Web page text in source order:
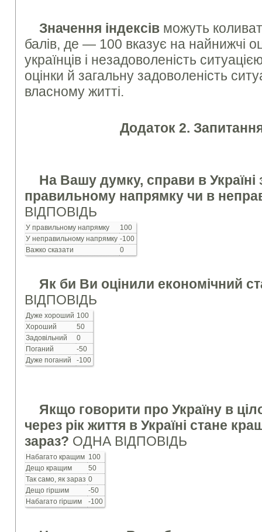
Значення індексів можуть
балів, де — 100 вказує на найнижчі
українців і незадоволеність
оцінки й загальну задоволеність
власно­му житті.
Додаток 2.
На Вашу думку, справи в Україні
правильному напрямку чи в
ВІДПОВІДЬ
У правильному напрямку
100
У неправильному напрямку -100
Важко сказати
0
Як би Ви оцінили економічний
ВІДПОВІДЬ
Дуже хороший 100
Хороший
50
Задовільний
0
Поганий
-50
Дуже поганий
-100
Якщо говорити про Україну в
через рік життя в Україні стане
зараз? ОДНА ВІДПОВІДЬ
Набагато кращим 100
Дещо кращим
50
Так само, як зараз 0
Дещо гіршим
-50
Набагато гіршим
-100